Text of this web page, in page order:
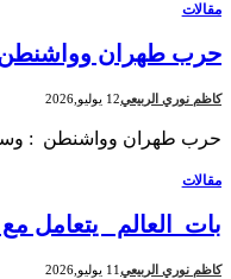
مقالات
حرب طهران وواشنطن
كاظم نوري الربيعي12 يوليو,2026
حرب طهران وواشنطن :
مقالات
بات العالم يتعامل
كاظم نوري الربيعي11 يوليو,2026